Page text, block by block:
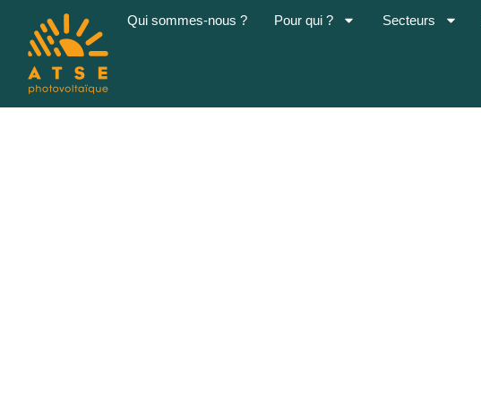
Qui sommes-nous ? Pour qui ? Secteurs